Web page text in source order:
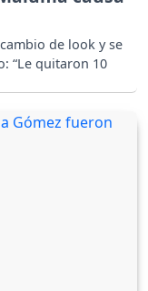
de look y se
“Le quitaron 10